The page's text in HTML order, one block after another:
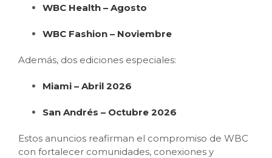
WBC Health – Agosto
WBC Fashion – Noviembre
Además, dos ediciones especiales:
Miami – Abril 2026
San Andrés – Octubre 2026
Estos anuncios reafirman el compromiso de WBC
con fortalecer comunidades, conexiones y